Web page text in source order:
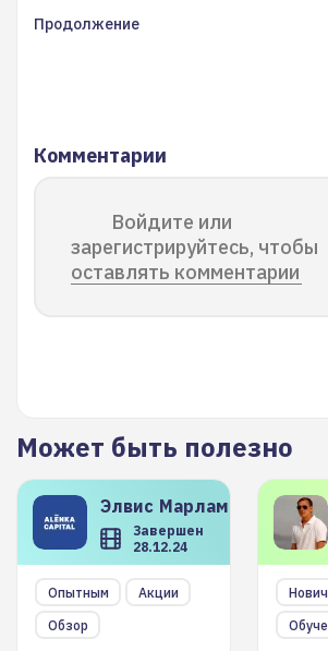
Продолжение
Комментарии
Войдите или
зарегистрируйтесь, чтобы
оставлять комментарии
Может быть полезно
Элвис Марламов
Завершен
28.12.24
Опытным
Акции
Обзор